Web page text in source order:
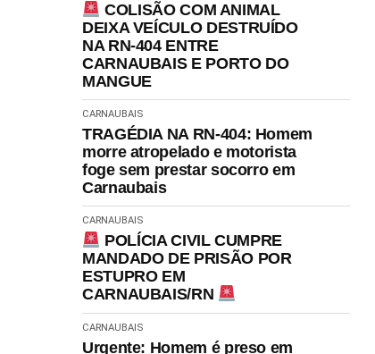
COLISÃO COM ANIMAL
DEIXA VEÍCULO DESTRUÍDO
NA RN-404 ENTRE
CARNAUBAIS E PORTO DO
MANGUE
CARNAUBAIS
TRAGÉDIA NA RN-404: Homem
morre atropelado e motorista
foge sem prestar socorro em
Carnaubais
CARNAUBAIS
POLÍCIA CIVIL CUMPRE
MANDADO DE PRISÃO POR
ESTUPRO EM
CARNAUBAIS/RN
CARNAUBAIS
Urgente: Homem é preso em